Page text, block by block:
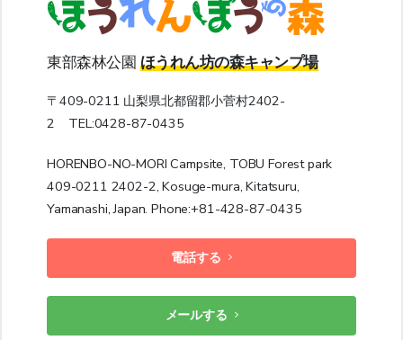
東部森林公園 ほうれん坊の森キャンプ場
〒409-0211 山梨県北都留郡小菅村2402-
2 TEL:0428-87-0435
HORENBO-NO-MORI Campsite, TOBU Forest park
409-0211 2402-2, Kosuge-mura, Kitatsuru,
Yamanashi, Japan. Phone:+81-428-87-0435
電話する
メールする